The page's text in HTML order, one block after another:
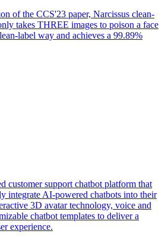
of the CCS'23 paper, Narcissus clean-
takes THREE images to poison a face
label way and achieves a 99.89%
customer support chatbot platform that
integrate AI-powered chatbots into their
3D avatar technology, voice and
chatbot templates to deliver a
experience.